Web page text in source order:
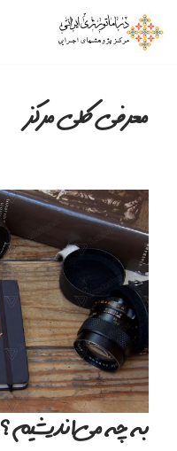
پرش
معرفی کلی مرکز
به چه می‌اندیشیم؟